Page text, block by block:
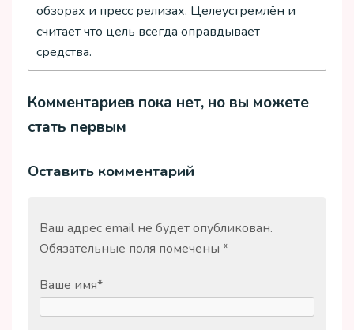
обзорах и пресс релизах. Целеустремлён и
считает что цель всегда оправдывает
средства.
Комментариев пока нет, но вы можете
стать первым
Оставить комментарий
Ваш адрес email не будет опубликован.
Обязательные поля помечены *
Ваше имя*